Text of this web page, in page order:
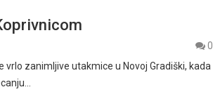
0
vrlo zanimljive utakmice u Novoj Gradiški, kada